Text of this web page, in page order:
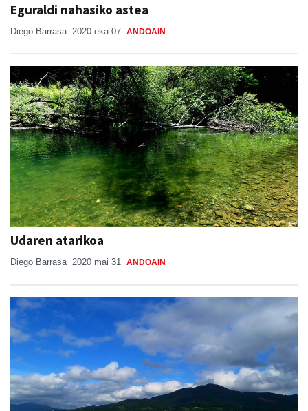
Eguraldi nahasiko astea
Diego Barrasa 2020 eka 07 ANDOAIN
Udaren atarikoa
Diego Barrasa 2020 mai 31 ANDOAIN